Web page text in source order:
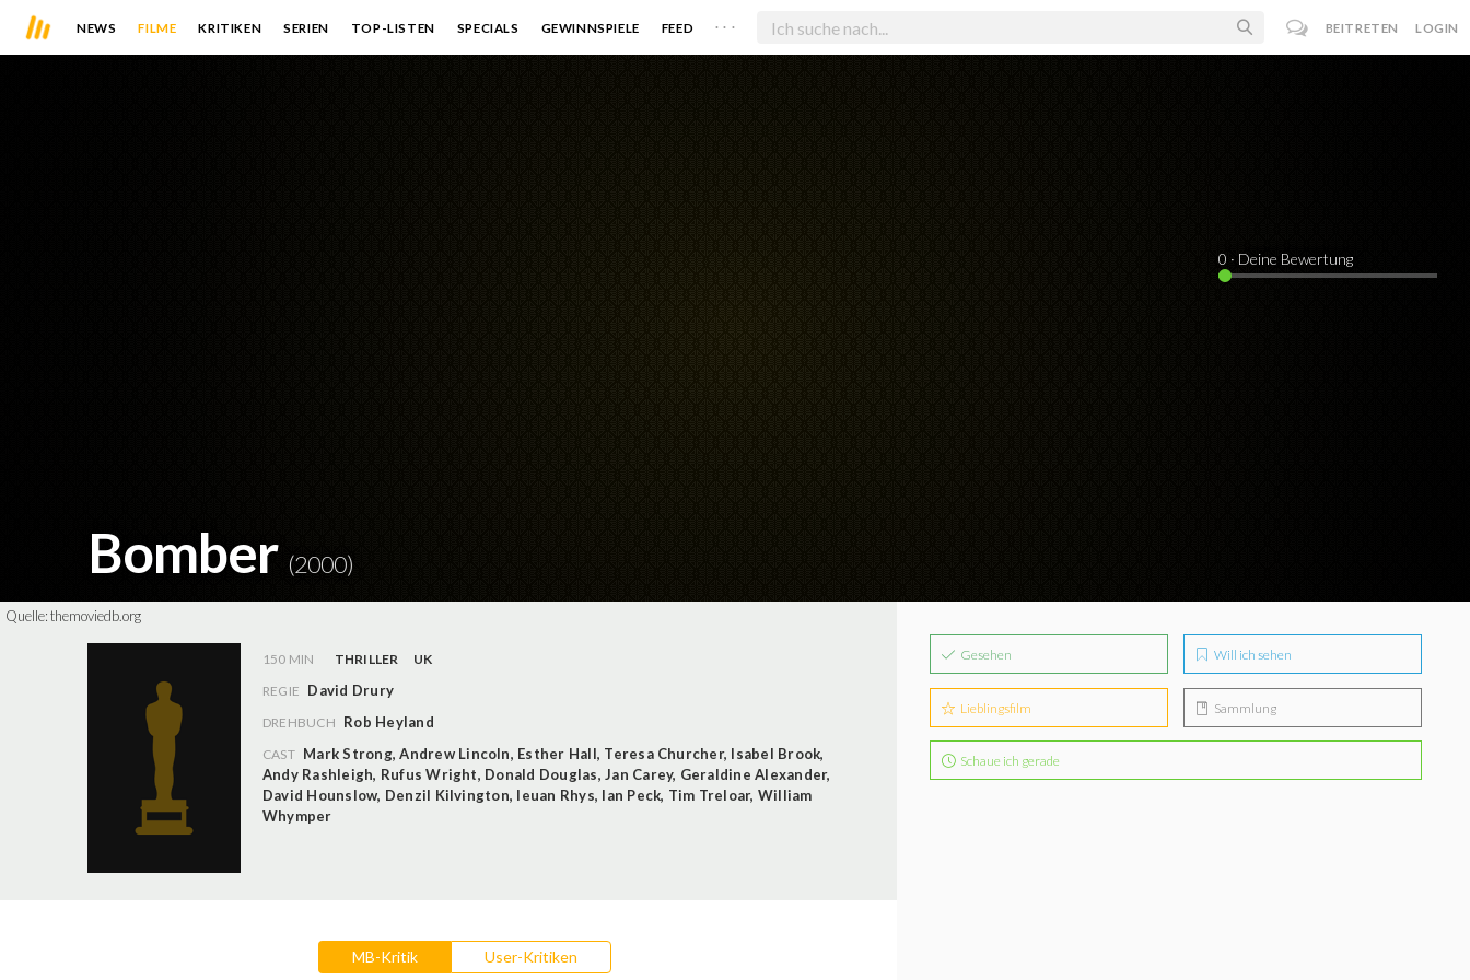
NEWS FILME KRITIKEN SERIEN TOP-LISTEN SPECIALS GEWINNSPIELE FEED . . . BEITRETEN LOGIN
Bomber (2000)
0 · Deine Bewertung
Quelle:themoviedb.org
150 MIN THRILLER
UK
REGIE David Drury
DREHBUCH Rob Heyland
CAST Mark Strong,Andrew Lincoln, Esther Hall, Teresa Churcher, Isabel Brook,
Andy Rashleigh, Rufus Wright, Donald Douglas,Jan Carey, Geraldine Alexander,
David Hounslow, Denzil Kilvington, Ieuan Rhys, Ian Peck, Tim Treloar, William
Whymper
MB-Kritik User-Kritiken
Gesehen Will ich sehen
Lieblingsfilm Sammlung
Schaue ich gerade